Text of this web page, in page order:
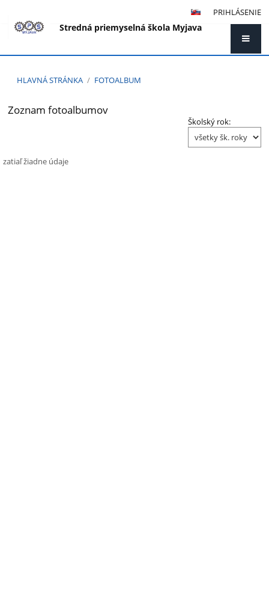
PRIHLÁSENIE
Stredná priemyselná škola Myjava
HLAVNÁ STRÁNKA / FOTOALBUM
Fotoalbum
Zoznam fotoalbumov
Školský rok:
zatiaľ žiadne údaje